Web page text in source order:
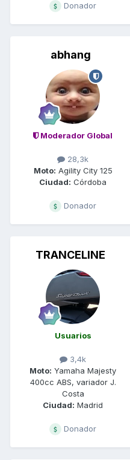
Donador
abhang
Moderador Global
28,3k
Moto: Agility City 125
Ciudad: Córdoba
Donador
TRANCELINE
Usuarios
3,4k
Moto: Yamaha Majesty
400cc ABS, variador J.
Costa
Ciudad: Madrid
Donador